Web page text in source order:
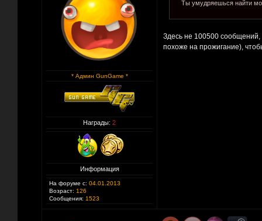
* Админ GunGame *
Награды: 2
Информация
На форуме с: 04.01.2013
Возраст: 126
Сообщения: 1523
Ты умудряешься найти
Здесь не 100500 сообщений,
похоже на прожигание),